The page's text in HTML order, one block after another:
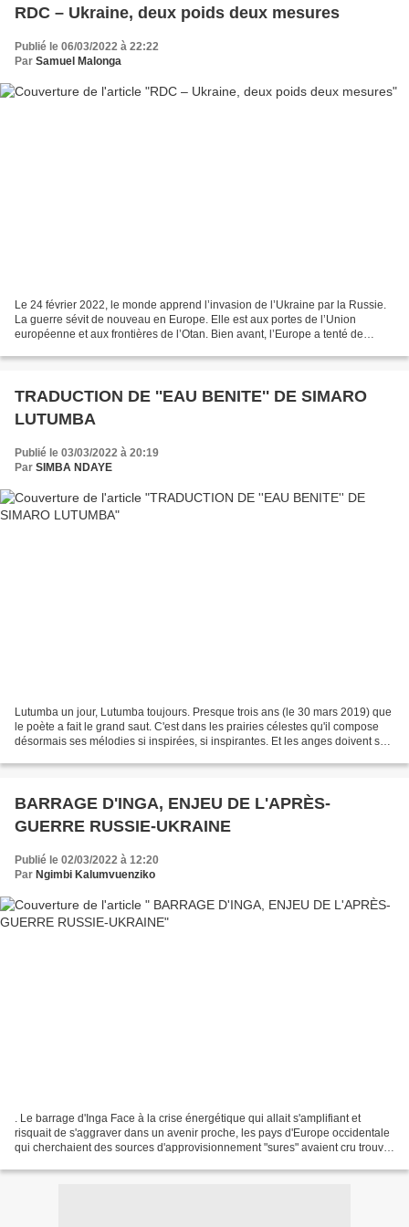
RDC – Ukraine, deux poids deux mesures
Publié le 06/03/2022 à 22:22
Par Samuel Malonga
Le 24 février 2022, le monde apprend l’invasion de l’Ukraine par la Russie.
La guerre sévit de nouveau en Europe. Elle est aux portes de l’Union
européenne et aux frontières de l’Otan. Bien avant, l’Europe a tenté de
TRADUCTION DE ''EAU BENITE'' DE SIMARO
LUTUMBA
Publié le 03/03/2022 à 20:19
Par SIMBA NDAYE
Lutumba un jour, Lutumba toujours. Presque trois ans (le 30 mars 2019) que
le poète a fait le grand saut. C'est dans les prairies célestes qu'il compose
désormais ses mélodies si inspirées, si inspirantes. Et les anges doivent se
BARRAGE D'INGA, ENJEU DE L'APRÈS-
GUERRE RUSSIE-UKRAINE
Publié le 02/03/2022 à 12:20
Par Ngimbi Kalumvuenziko
. Le barrage d'Inga Face à la crise énergétique qui allait s'amplifiant et
risquait de s'aggraver dans un avenir proche, les pays d'Europe occidentale
qui cherchaient des sources d'approvisionnement "sures" avaient cru trouver